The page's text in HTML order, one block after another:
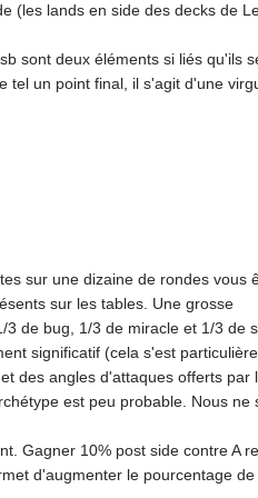
(les lands en side des decks de
sont deux éléments si liés qu'ils
tel un point final, il s'agit d'une
sur une dizaine de rondes vous
sur les tables. Une grosse
de bug, 1/3 de miracle et 1/3 de
significatif (cela s'est
des angles d'attaques offerts par
est peu probable. Nous ne
Gagner 10% post side contre A
d'augmenter le pourcentage de